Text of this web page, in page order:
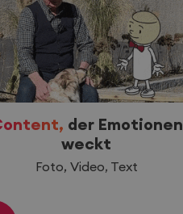
der Emotionen
weckt
Foto, Video, Text